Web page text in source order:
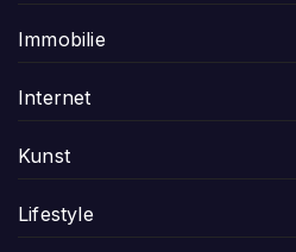
Immobilie
Internet
Kunst
Lifestyle